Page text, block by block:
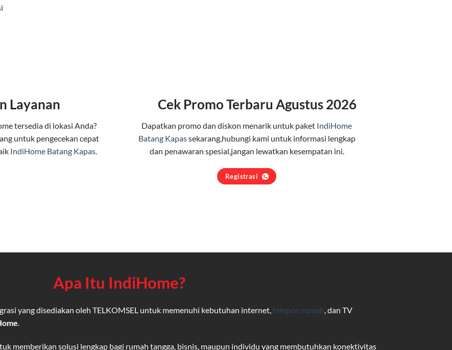
Layanan
tersedia di lokasi Anda?
untuk pengecekan cepat
IndiHome Batang Kapas.
Cek Promo Terbaru Agustus 2026
Dapatkan promo dan diskon menarik untuk paket IndiHome
Batang Kapassekarang,hubungi kami untuk informasi lengkap
dan penawaran spesial,jangan lewatkan kesempatan ini.
Registrasi
Apa Itu IndiHome?
yang disediakan oleh TELKOMSEL untuk memenuhi kebutuhan internet, telepon rumah , dan TV
memberikan solusi lengkap bagi rumah tangga, bisnis, maupun individu yang membutuhkan konektivitas